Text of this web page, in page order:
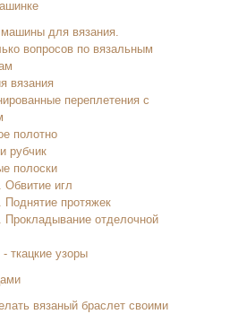
для вязания.
вопросов по вязальным
вязания
переплетения с
полотно
рубчик
полоски
Обвитие игл
Поднятие протяжек
Прокладывание отделочной
- ткацкие узоры
вязаный браслет своими